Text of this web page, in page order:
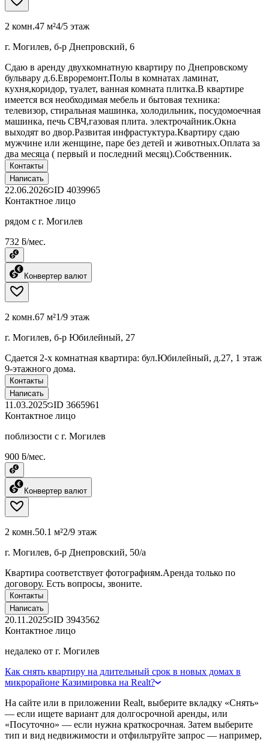
2 комн.47 м²4/5 этаж
г. Могилев, б-р Днепровский, 6
Сдаю в аренду двухкомнатную квартиру по Днепровскому
бульвару д.6.Евроремонт.Полы в комнатах ламинат,
кухня,коридор, туалет, ванная комната плитка.В квартире
имеется вся необходимая мебель и бытовая техника:
телевизор, стиральная машинка, холодильник, посудомоечная
машинка, печь СВЧ,газовая плита. электрочайник.Окна
выходят во двор.Развитая инфрастуктура.Квартиру сдаю
мужчине или женщине, паре без детей и животных.Оплата за
два месяца ( первый и последний месяц).Собственник.
Контакты
Написать
22.06.2026 ID 4039965
Контактное лицо
рядом с г. Могилев
732 ƃ/мес.
Конвертер валют
2 комн.67 м²1/9 этаж
г. Могилев, б-р Юбилейный, 27
Сдается 2-х комнатная квартира: бул.Юбилейный, д.27, 1 этаж
9-этажного дома.
Контакты
Написать
11.03.2025 ID 3665961
Контактное лицо
поблизости с г. Могилев
900 ƃ/мес.
Конвертер валют
2 комн.50.1 м²2/9 этаж
г. Могилев, б-р Днепровский, 50/а
Квартира соответствует фотографиям.Аренда только по
договору. Есть вопросы, звоните.
Контакты
Написать
20.11.2025 ID 3943562
Контактное лицо
недалеко от г. Могилев
Как снять квартиру на длительный срок в новых домах в
микрорайоне Казимировка на Realt?
На сайте или в приложении Realt, выберите вкладку «Снять»
— если ищете вариант для долгосрочной аренды, или
«Посуточно» — если нужна краткосрочная. Затем выберите
тип и вид недвижимости и отфильтруйте запрос — например,